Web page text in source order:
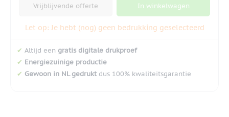
Vrijblijvende offerte In winkelwagen
Let op: Je hebt (nog) geen bedrukking geselecteerd
✔ Altijd een gratis digitale drukproef
✔ Energiezuinige productie
✔ Gewoon in NL gedruktdus 100% kwaliteitsgarantie